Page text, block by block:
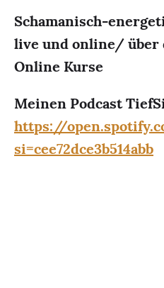
Schamanisch-
live und online/ über
Online Kurse
Meinen Podcast
https://
si=cee72dce3b514abb